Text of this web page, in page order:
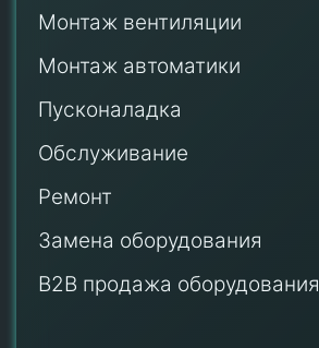
Монтаж вентиляции
Монтаж автоматики
Пусконаладка
Обслуживание
Ремонт
Замена оборудования
B2B продажа оборудования